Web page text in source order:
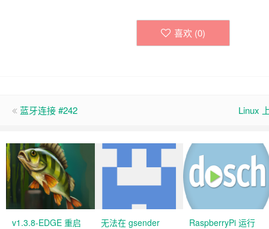
喜欢 (0)
蓝牙连接 #242 Linux
v1.3.8-EDGE 重启
无法在 gsender
RaspberryPi 运行